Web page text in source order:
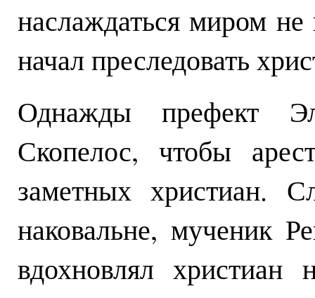
наслаждаться миром
начал преследовать
Однажды префект
Скопелос, чтобы
заметных христиан.
наковальне, мученик
вдохновлял христиан